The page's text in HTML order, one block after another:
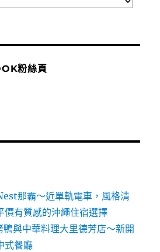
粉絲頁
那霸～近單軌電車，風格清
價有質感的沖繩住宿選擇
與中華料理大里德芳店～新開
式餐廳